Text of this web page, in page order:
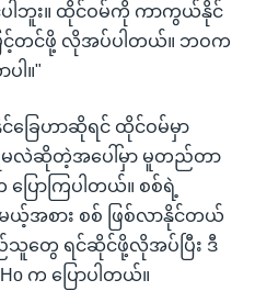
ပါဘူး။ ထိုင်ဝမ်ကို ကာကွယ်နိုင်
င့်တင်ဖို့ လိုအပ်ပါတယ်။ ဘဝက
ါ။"
ေဟာဆိုရင် ထိုင်ဝမ်မှာ
လဲဆိုတဲ့အပေါ်မှာ မူတည်တာ
ာကြပါတယ်။ စစ်ရဲ့
အစား စစ် ဖြစ်လာနိုင်တယ်
တွေ ရင်ဆိုင်ဖို့လိုအပ်ပြီး ဒီ
က ပြောပါတယ်။